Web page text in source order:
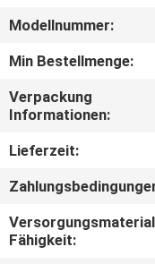
FABRIK-
AUSFLUG
TRETEN
SIE
MIT
Modellnummer:
Min Bestellmenge:
Verpackung
Informationen:
Lieferzeit:
Fähigkeit: